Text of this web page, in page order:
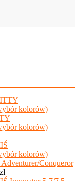
kolorów)
Conqueror
zł